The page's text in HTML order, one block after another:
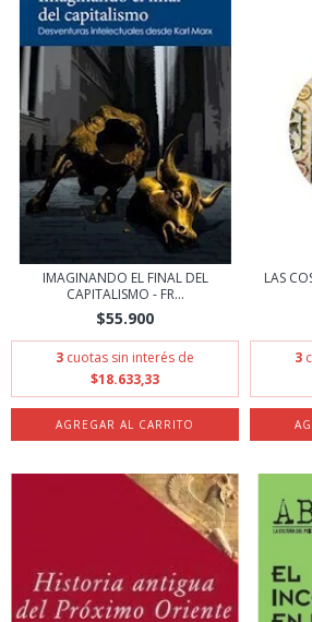
IMAGINANDO EL FINAL DEL
CAPITALISMO - FR...
$55.900
3 cuotas sin interés de
$18.633,33
LAS
3